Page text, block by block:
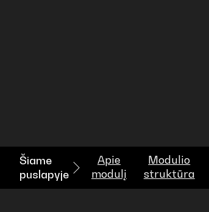
Šiame
puslapyje
Apie
modulį
Modulio
struktūra